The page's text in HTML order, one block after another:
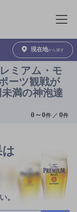
メニュ
現在地から探す
ミアム・モ
ーツ観戦が
満の神泡達
0 ～0件 ／0件
。